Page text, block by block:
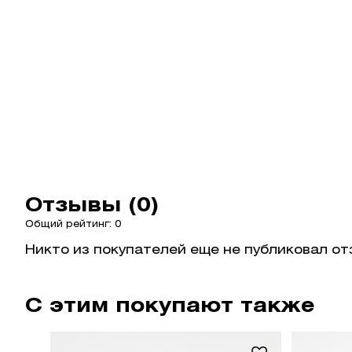
Отзывы (0)
Общий рейтинг: 0
Никто из покупателей еще не публиковал
С этим покупают также